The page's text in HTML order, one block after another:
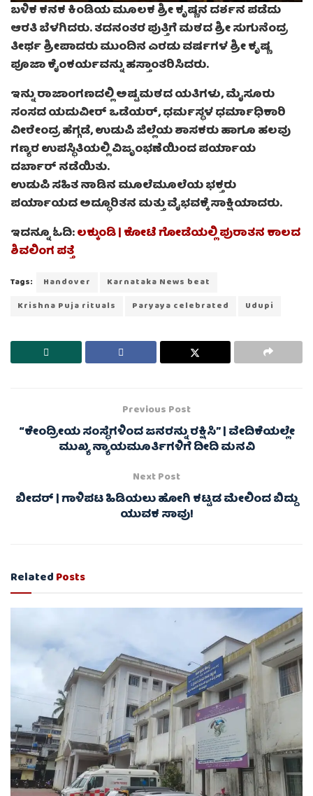
ಬಳಿಕ ಕನಕ ಕಿಂಡಿಯ ಮೂಲಕ ಶ್ರೀ ಕೃಷ್ಣನ ದರ್ಶನ ಪಡೆದು
ಆರತಿ ಬೆಳಗಿದರು. ತದನಂತರ ಪುತ್ತಿಗೆ ಮಠದ ಶ್ರೀ ಸುಗುನೆಂದ್ರ
ತೀರ್ಥ ಶ್ರೀಪಾದರು ಮುಂದಿನ ಎರಡು ವರ್ಷಗಳ ಶ್ರೀ ಕೃಷ್ಣ
ಪೂಜಾ ಕೈಂಕರ್ಯವನ್ನು ಹಸ್ತಾಂತರಿಸಿದರು.
ಇನ್ನು ರಾಜಾಂಗಣದಲ್ಲಿ ಅಷ್ಟಮಠದ ಯತಿಗಳು, ಮೈಸೂರು
ಸಂಸದ ಯದುವೀರ್ ಒಡೆಯರ್, ಧರ್ಮಸ್ಥಳ ಧರ್ಮಾಧಿಕಾರಿ
ವೀರೇಂದ್ರ ಹೆಗ್ಗಡೆ, ಉಡುಪಿ ಜಿಲ್ಲೆಯ ಶಾಸಕರು ಹಾಗೂ ಹಲವು
ಗಣ್ಯರ ಉಪಸ್ಥಿತಿಯಲ್ಲಿ ವಿಜೃಂಭಣೆಯಿಂದ ಪರ್ಯಾಯ
ದರ್ಬಾರ್ ನಡೆಯಿತು.
ಉಡುಪಿ ಸಹಿತ ನಾಡಿನ ಮೂಲೆಮೂಲೆಯ ಭಕ್ತರು
ಪರ್ಯಾಯದ ಅದ್ಧೂರಿತನ ಮತ್ತು ವೈಭವಕ್ಕೆ ಸಾಕ್ಷಿಯಾದರು.
ಇದನ್ನೂ ಓದಿ:ಲಕ್ಕುಂಡಿ | ಕೋಟೆ ಗೋಡೆಯಲ್ಲಿ ಪುರಾತನ ಕಾಲದ
ಶಿವಲಿಂಗ ಪತ್ತೆ
Tags: Handover
Karnataka News beat
Krishna Puja rituals
Paryaya celebrated Udupi
Previous Post
“ಕೇಂದ್ರೀಯ ಸಂಸ್ಥೆಗಳಿಂದ ಜನರನ್ನು ರಕ್ಷಿಸಿ” | ವೇದಿಕೆಯಲ್ಲೇ
ಮುಖ್ಯ ನ್ಯಾಯಮೂರ್ತಿಗಳಿಗೆ ದೀದಿ ಮನವಿ
Next Post
ಬೀದರ್‌ | ಗಾಳಿಪಟ ಹಿಡಿಯಲು ಹೋಗಿ ಕಟ್ಟಡ ಮೇಲಿಂದ ಬಿದ್ದು
ಯುವಕ ಸಾವು!
RelatedPosts